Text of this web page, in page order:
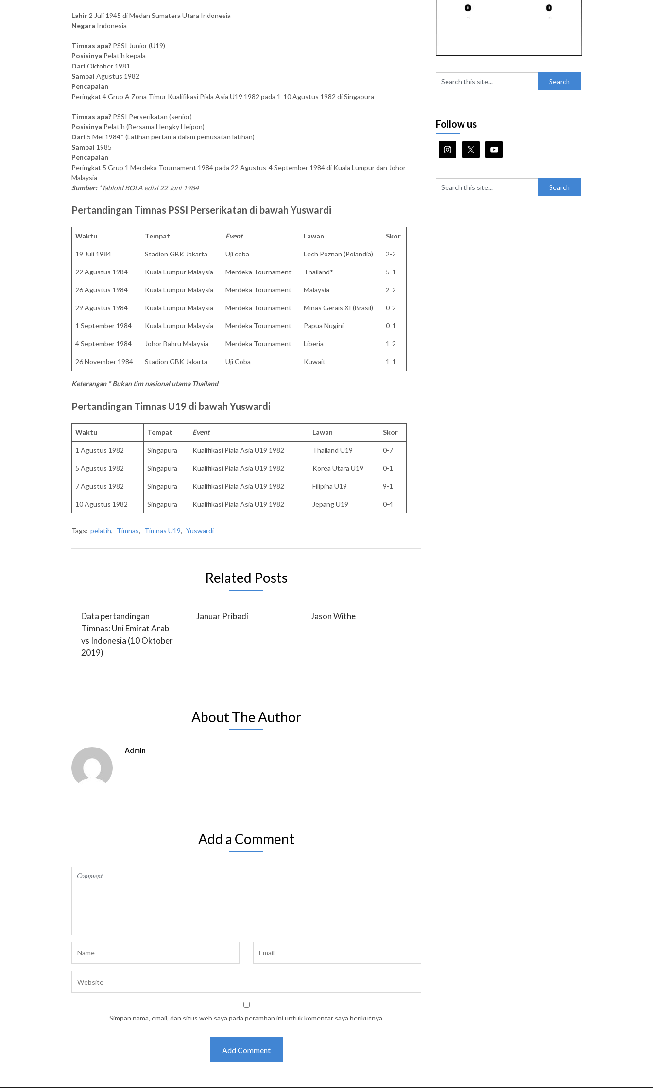
Lahir 2 Juli 1945 di Medan Sumatera Utara Indonesia
Negara Indonesia
Timnas apa? PSSI Junior (U19)
Posisinya Pelatih kepala
Dari Oktober 1981
Sampai Agustus 1982
Pencapaian
Peringkat 4 Grup A Zona Timur Kualifikasi Piala Asia U19 1982 pada 1-10 Agustus 1982 di Singapura
Timnas apa? PSSI Perserikatan (senior)
Posisinya Pelatih (Bersama Hengky Heipon)
Dari 5 Mei 1984* (Latihan pertama dalam pemusatan latihan)
Sampai 1985
Pencapaian
Peringkat 5 Grup 1 Merdeka Tournament 1984 pada 22 Agustus-4 September 1984 di Kuala Lumpur dan Johor
Malaysia
Sumber:*Tabloid BOLA edisi 22 Juni 1984
Pertandingan Timnas PSSI Perserikatan di bawah Yuswardi
Waktu Tempat Event Lawan Skor
19 Juli 1984 Stadion GBK Jakarta Uji coba Lech Poznan (Polandia) 2-2
22 Agustus 1984 Kuala Lumpur Malaysia Merdeka Tournament Thailand* 5-1
26 Agustus 1984 Kuala Lumpur Malaysia Merdeka Tournament Malaysia 2-2
29 Agustus 1984 Kuala Lumpur Malaysia Merdeka Tournament Minas Gerais XI (Brasil) 0-2
1 September 1984 Kuala Lumpur Malaysia Merdeka Tournament Papua Nugini 0-1
4 September 1984 Johor Bahru Malaysia Merdeka Tournament Liberia 1-2
26 November 1984 Stadion GBK Jakarta Uji Coba Kuwait 1-1
Keterangan * Bukan tim nasional utama Thailand
Pertandingan Timnas U19 di bawah Yuswardi
Waktu Tempat Event Lawan Skor
1 Agustus 1982 Singapura Kualifikasi Piala Asia U19 1982 Thailand U19 0-7
5 Agustus 1982 Singapura Kualifikasi Piala Asia U19 1982 Korea Utara U19 0-1
7 Agustus 1982 Singapura Kualifikasi Piala Asia U19 1982 Filipina U19 9-1
10 Agustus 1982 Singapura Kualifikasi Piala Asia U19 1982 Jepang U19 0-4
Tags: pelatih, Timnas, Timnas U19, Yuswardi
Related Posts
Data pertandingan
Timnas: Uni Emirat Arab
vs Indonesia (10 Oktober
2019)
Januar Pribadi Jason Withe
About The Author
Admin
Add a Comment
Simpan nama, email, dan situs web saya pada peramban ini untuk komentar saya berikutnya.
Follow us